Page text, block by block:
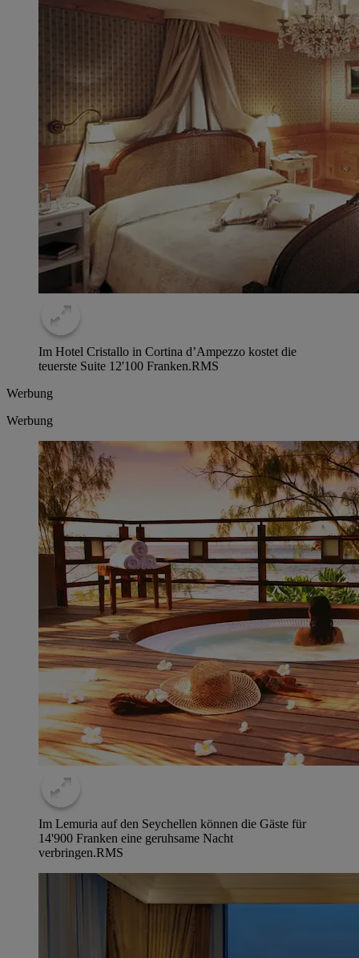
Im Hotel Cristallo in Cortina d’Ampezzo kostet die
teuerste Suite 12'100 Franken.RMS
Werbung
Werbung
Im Lemuria auf den Seychellen können die Gäste für
14'900 Franken eine geruhsame Nacht
verbringen.RMS